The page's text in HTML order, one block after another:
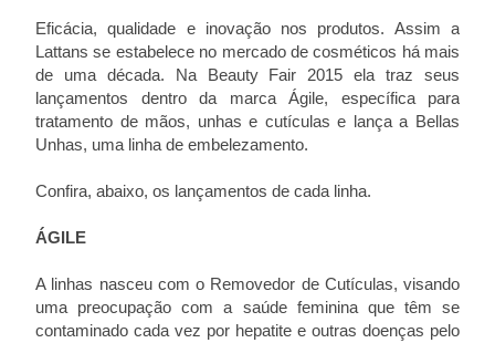
Eficácia, qualidade e inovação nos produtos. Assim a
Lattans se estabelece no mercado de cosméticos há mais
de uma década. Na Beauty Fair 2015 ela traz seus
lançamentos dentro da marca Ágile, específica para
tratamento de mãos, unhas e cutículas e lança a Bellas
Unhas, uma linha de embelezamento.
Confira, abaixo, os lançamentos de cada linha.
ÁGILE
A linhas nasceu com o Removedor de Cutículas, visando
uma preocupação com a saúde feminina que têm se
contaminado cada vez por hepatite e outras doenças pelo